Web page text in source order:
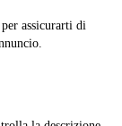
assicurarti di